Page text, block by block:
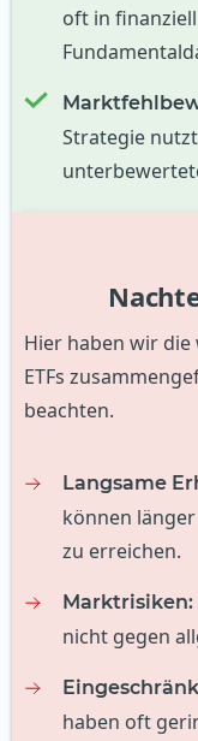
oft in
Strategie
Hier haben wir
ETFs
beachten.
Langsame
können
zu erreichen.
Marktrisiken:
nicht gegen
haben oft